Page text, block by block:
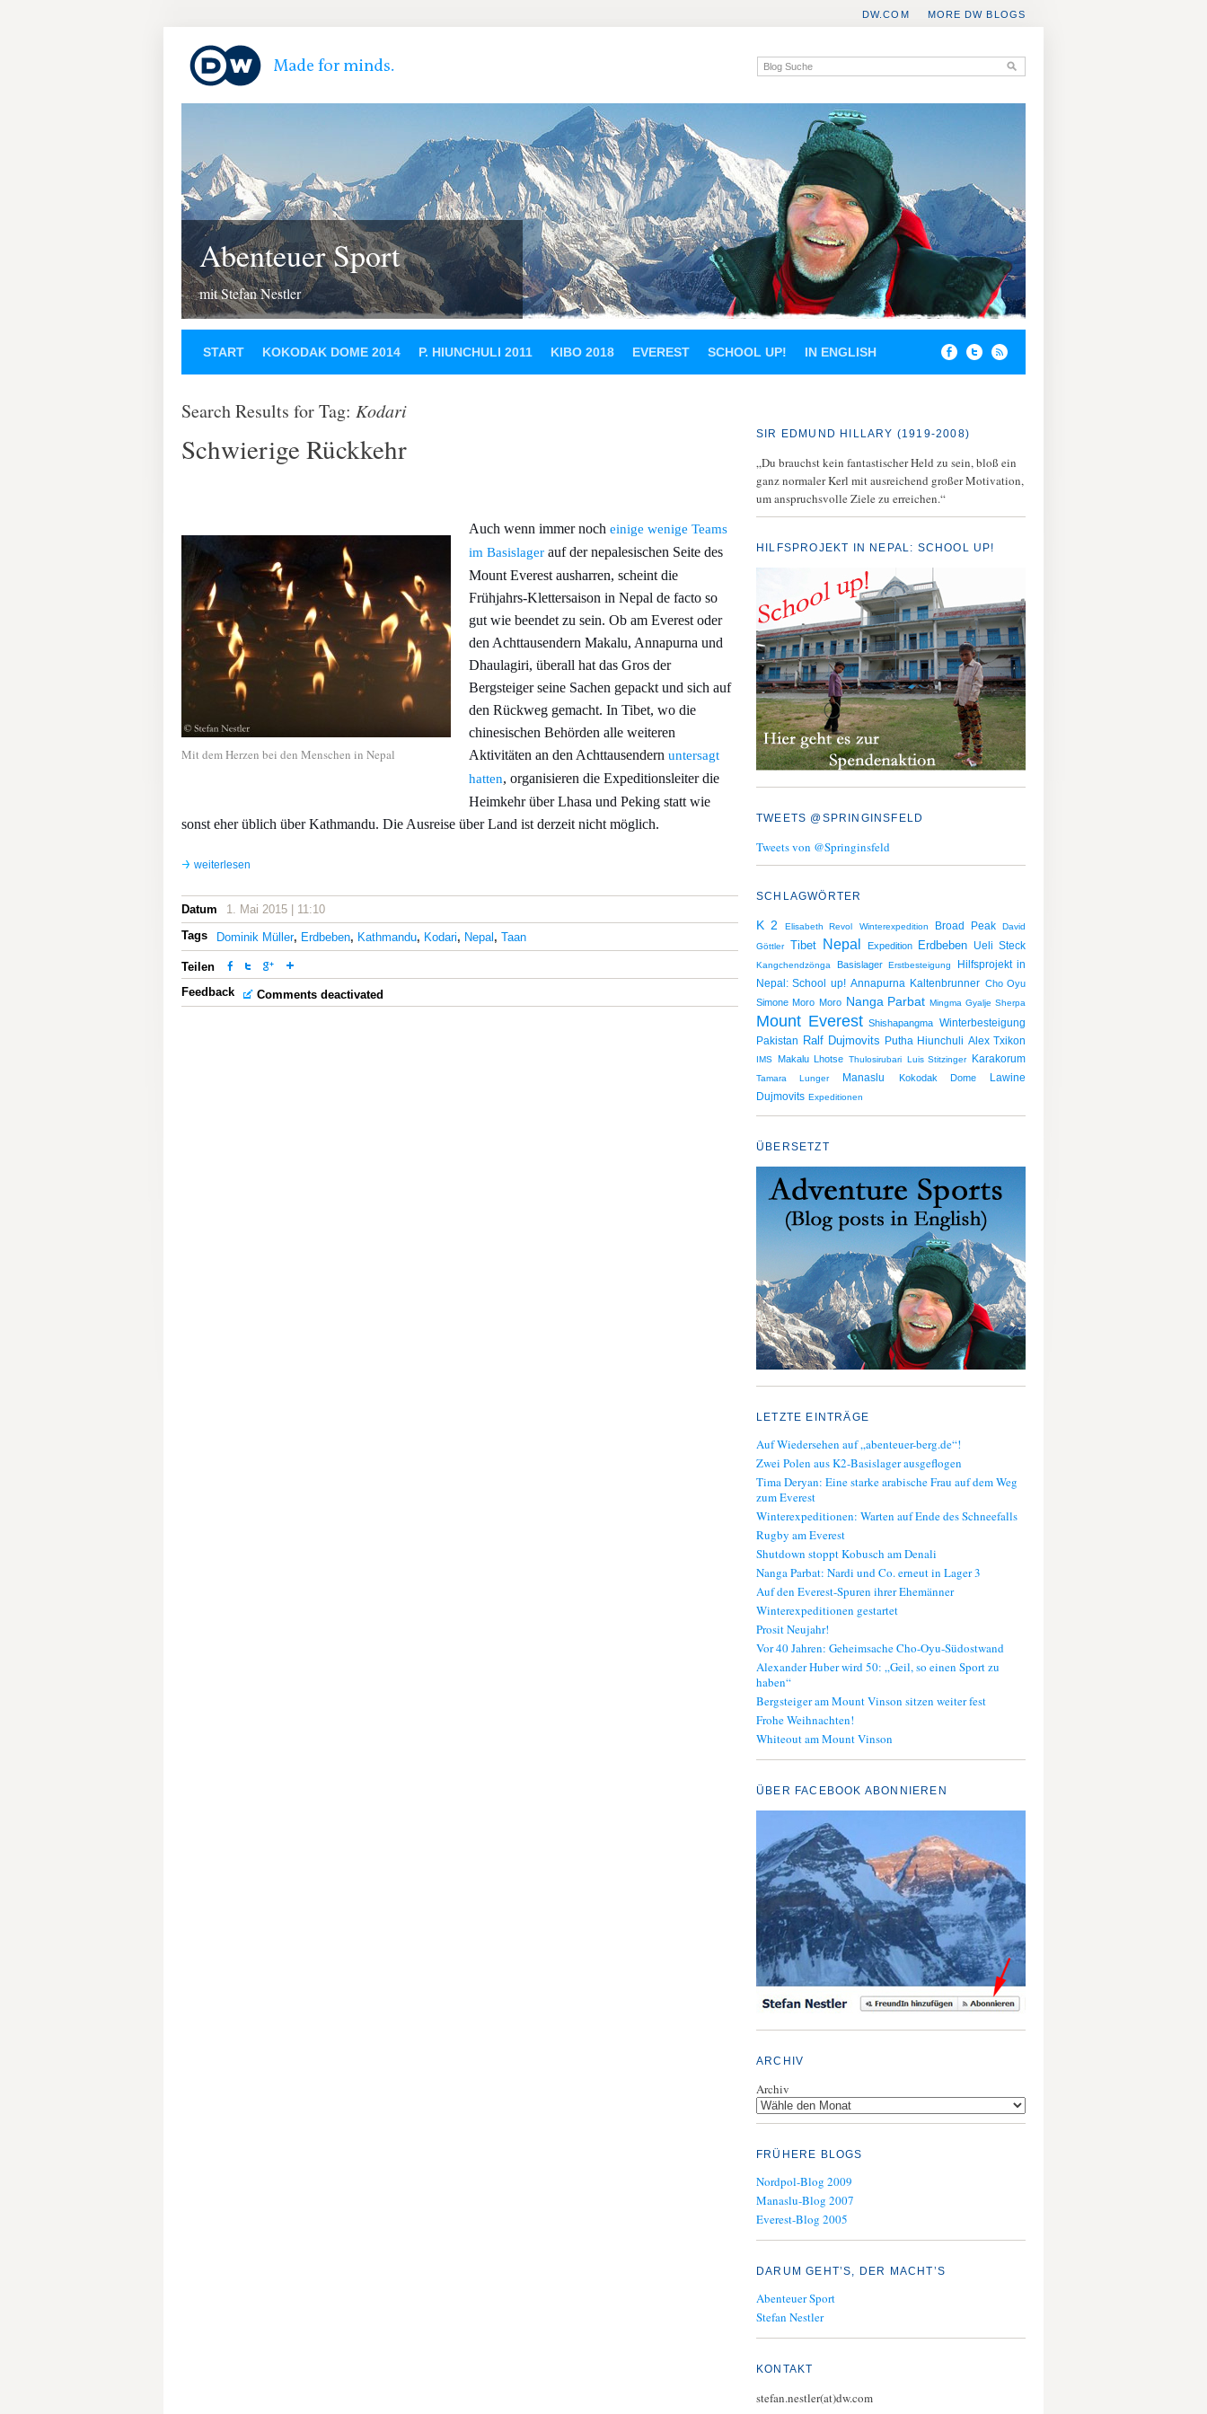
MORE DW BLOGS
DW.COM
Abenteuer Sport
mit Stefan Nestler
START KOKODAK DOME 2014 P. HIUNCHULI 2011 KIBO 2018 EVEREST SCHOOL UP! IN ENGLISH
Search Results for Tag: Kodari
Schwierige Rückkehr
Mit dem Herzen bei den Menschen in Nepal
Auch wenn immer noch einige wenige Teams
im Basislager auf der nepalesischen Seite des
Mount Everest ausharren, scheint die
Frühjahrs-Klettersaison in Nepal de facto so
gut wie beendet zu sein. Ob am Everest oder
den Achttausendern Makalu, Annapurna und
Dhaulagiri, überall hat das Gros der
Bergsteiger seine Sachen gepackt und sich auf
den Rückweg gemacht. In Tibet, wo die
chinesischen Behörden alle weiteren
Aktivitäten an den Achttausendern untersagt
hatten, organisieren die Expeditionsleiter die
Heimkehr über Lhasa und Peking statt wie
sonst eher üblich über Kathmandu. Die Ausreise über Land ist derzeit nicht möglich.
weiterlesen
Datum
1. Mai 2015 | 11:10
Tags
Dominik Müller, Erdbeben, Kathmandu, Kodari, Nepal , Taan
Teilen
Feedback
Comments deactivated
SIR EDMUND HILLARY (1919-2008)
„Du brauchst kein fantastischer Held zu sein, bloß ein
ganz normaler Kerl mit ausreichend großer Motivation,
um anspruchsvolle Ziele zu erreichen.“
HILFSPROJEKT IN NEPAL: SCHOOL UP!
TWEETS @SPRINGINSFELD
Tweets von @Springinsfeld
SCHLAGWÖRTER
K 2 Elisabeth Revol Winterexpedition Broad Peak
David
Göttler
Tibet Nepal Expedition Erdbeben Ueli Steck
Kangchendzönga Basislager Erstbesteigung
Hilfsprojekt in
Nepal: School up! Annapurna Kaltenbrunner Cho Oyu
Simone Moro Moro Nanga Parbat Mingma Gyalje Sherpa
Mount Everest Shishapangma Winterbesteigung
Pakistan Ralf Dujmovits Putha Hiunchuli Alex Txikon
IMS Makalu Lhotse Thulosirubari Luis Stitzinger Karakorum
Tamara Lunger Manaslu Kokodak Dome
Lawine
Dujmovits Expeditionen
ÜBERSETZT
LETZTE EINTRÄGE
Auf Wiedersehen auf „abenteuer-berg.de“!
Zwei Polen aus K2-Basislager ausgeflogen
Tima Deryan: Eine starke arabische Frau auf dem Weg
zum Everest
Winterexpeditionen: Warten auf Ende des Schneefalls
Rugby am Everest
Shutdown stoppt Kobusch am Denali
Nanga Parbat: Nardi und Co. erneut in Lager 3
Auf den Everest-Spuren ihrer Ehemänner
Winterexpeditionen gestartet
Prosit Neujahr!
Vor 40 Jahren: Geheimsache Cho-Oyu-Südostwand
Alexander Huber wird 50: „Geil, so einen Sport zu
haben“
Bergsteiger am Mount Vinson sitzen weiter fest
Frohe Weihnachten!
Whiteout am Mount Vinson
ÜBER FACEBOOK ABONNIEREN
ARCHIV
Archiv
FRÜHERE BLOGS
Nordpol-Blog 2009
Manaslu-Blog 2007
Everest-Blog 2005
DARUM GEHT’S, DER MACHT’S
Abenteuer Sport
Stefan Nestler
KONTAKT
stefan.nestler(at)dw.com